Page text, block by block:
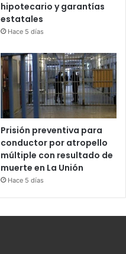
hipotecario y garantías
estatales
Hace 5 días
Prisión preventiva para
conductor por atropello
múltiple con resultado de
muerte en La Unión
Hace 5 días